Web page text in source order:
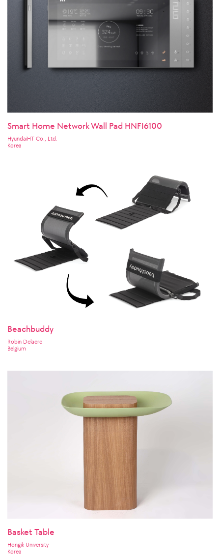
Smart Home Network Wall Pad HNFI6100
HyundaiHT Co., Ltd.
Korea
Beachbuddy
Robin Delaere
Belgium
Basket Table
Hongik University
Korea